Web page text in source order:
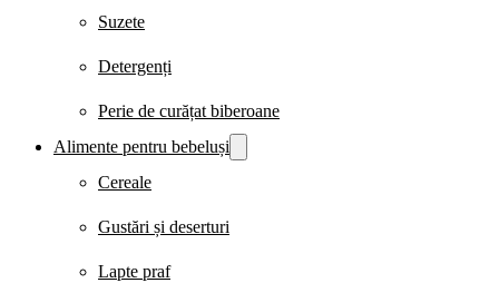
Suzete
Detergenți
Perie de curățat biberoane
Alimente pentru bebeluși
Cereale
Gustări și deserturi
Lapte praf